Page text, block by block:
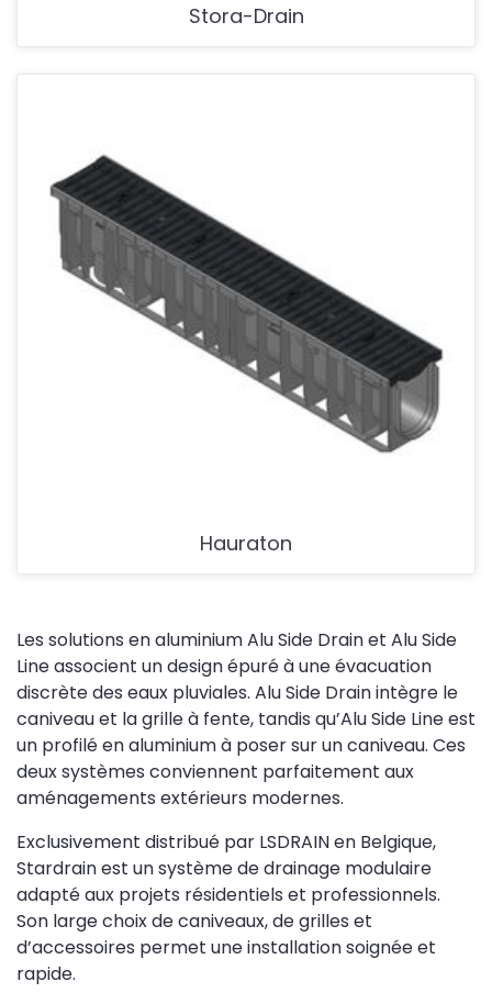
Stora-Drain
Hauraton
Les solutions en aluminium Alu Side Drain et Alu Side
Line associent un design épuré à une évacuation
discrète des eaux pluviales. Alu Side Drain intègre le
caniveau et la grille à fente, tandis qu’Alu Side Line est
un profilé en aluminium à poser sur un caniveau. Ces
deux systèmes conviennent parfaitement aux
aménagements extérieurs modernes.
Exclusivement distribué par LSDRAIN en Belgique,
Stardrain est un système de drainage modulaire
adapté aux projets résidentiels et professionnels.
Son large choix de caniveaux, de grilles et
d’accessoires permet une installation soignée et
rapide.